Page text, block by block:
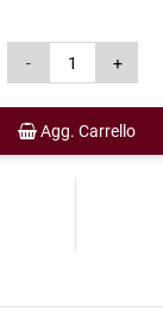
Agg. Carrello